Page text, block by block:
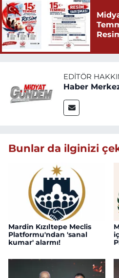
EDITÖR
Haber
Bunlar da ilginizi
Mardin Kızıltepe Meclis
Platformu'ndan 'sanal
kumar' alarmı!